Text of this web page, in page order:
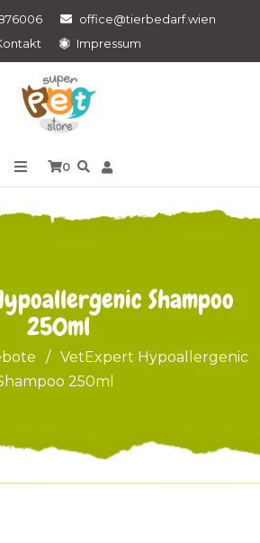
office@tierbedarf.wien
Impressum
0
Shampoo
250ml
/
VetExpert Hypoallergenic
250ml